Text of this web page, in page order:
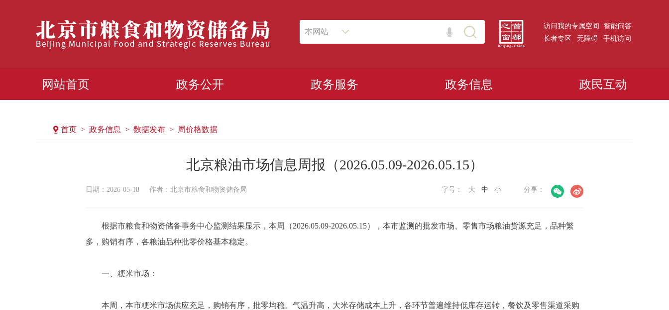
本网站
访问我的专属空间
智能问答
长者专区
无障碍 手机访问
网站首页 政务公开 政务服务 政务信息 政民互动
首页 > 政务信息 > 数据发布 > 周价格数据
北京粮油市场信息周报（2026.05.09-2026.05.15）
日期：2026-05-18 作者：​北京市粮食和物资储备局 分享：
字号： 大 中 小
根据市粮食和物资储备事务中心监测结果显示，本周（2026.05.09-2026.05.15），本市监测的批发市场、零售市场粮油货源充足，品种繁
多，购销有序，各粮油品种批零价格基本稳定。
一、粳米市场：
本周，本市粳米市场供应充足，购销有序，批零均稳。气温升高，大米存储成本上升，各环节普遍维持低库存运转，餐饮及零售渠道采购